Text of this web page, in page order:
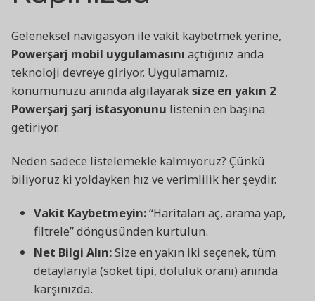
Geleneksel navigasyon ile vakit kaybetmek yerine,
Powerşarj mobil uygulamasını açtığınız anda
teknoloji devreye giriyor. Uygulamamız,
konumunuzu anında algılayaraksize en yakın 2
Powerşarj şarj istasyonunu listenin en başına
getiriyor.
Neden sadece listelemekle kalmıyoruz? Çünkü
biliyoruz ki yoldayken hız ve verimlilik her şeydir.
Vakit Kaybetmeyin:“Haritaları aç, arama yap,
filtrele” döngüsünden kurtulun.
Net Bilgi Alın:Size en yakın iki seçenek, tüm
detaylarıyla (soket tipi, doluluk oranı) anında
karşınızda.